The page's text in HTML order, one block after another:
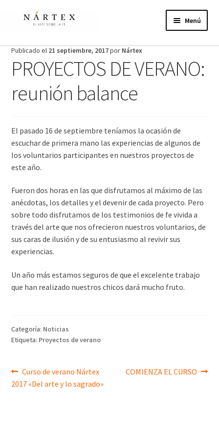
Menú
Inicio
Actividades
Proyectos de verano
Publicaciones
¿Te unes?
Publicado el 21 septiembre, 2017por Nártex
PROYECTOS DE VERANO:
reunión balance
El pasado 16 de septiembre teníamos la ocasión de
escuchar de primera mano las experiencias de algunos de
los voluntarios participantes en nuestros proyectos de
este año.
Fueron dos horas en las que disfrutamos al máximo de las
anécdotas, los detalles y el devenir de cada proyecto. Pero
sobre todo disfrutamos de los testimonios de fe vivida a
través del arte que nos ofrecieron nuestros voluntarios, de
sus caras de ilusión y de su entusiasmo al revivir sus
experiencias.
Un año más estamos seguros de que el excelente trabajo
que han realizado nuestros chicos dará mucho fruto.
Categoría: Noticias
Etiqueta: Proyectos de verano
Navegación
de
Anterior:
Curso de verano Nártex
2017 «Del arte y lo sagrado»
Siguiente:
COMIENZA EL CURSO